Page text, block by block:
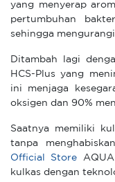
yang menyerap
pertumbuhan
sehingga
Ditambah lagi
HCS-Plus yang
ini menjaga
oksigen dan 90%
Saatnya memiliki
tanpa
Official Store
kulkas dengan